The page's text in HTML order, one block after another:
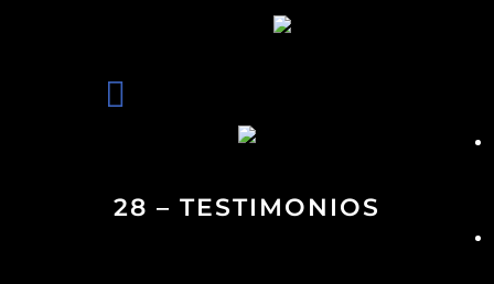
28 – TESTIMONIOS